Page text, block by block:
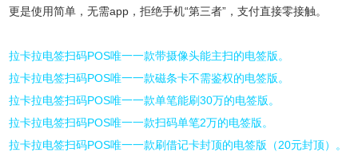
更是使用简单，无需app，拒绝手机“第三者”，支付直接零接触。
拉卡拉电签扫码POS唯一一款带摄像头能主扫的电签版。
拉卡拉电签扫码POS唯一一款磁条卡不需鉴权的电签版。
拉卡拉电签扫码POS唯一一款单笔能刷30万的电签版。
拉卡拉电签扫码POS唯一一款扫码单笔2万的电签版。
拉卡拉电签扫码POS唯一一款刷借记卡封顶的电签版（20元封顶）。